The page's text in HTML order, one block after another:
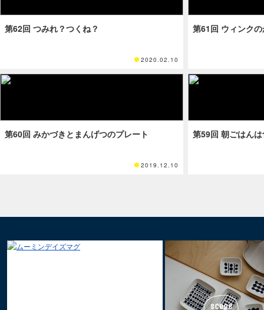
第62回 つみれ？つくね？
2020.02.10
第61回 ウィンク
第60回 みかづきとまんげつのプレート
2019.12.10
第59回 朝ごはん